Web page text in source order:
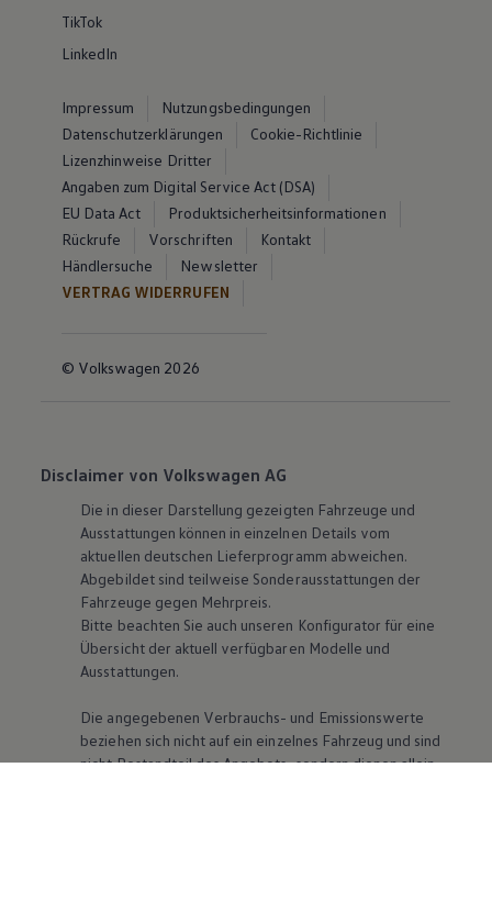
TikTok
LinkedIn
Impressum
Nutzungsbedingungen
Datenschutzerklärungen
Cookie-Richtlinie
Lizenzhinweise Dritter
Angaben zum Digital Service Act (DSA)
EU Data Act
Produktsicherheitsinformationen
Rückrufe
Vorschriften
Kontakt
Händlersuche
Newsletter
VERTRAG WIDERRUFEN
© Volkswagen 2026
Disclaimer von Volkswagen AG
Die in dieser Darstellung gezeigten Fahrzeuge und
Ausstattungen können in einzelnen Details vom
aktuellen deutschen Lieferprogramm abweichen.
Abgebildet sind teilweise Sonderausstattungen der
Fahrzeuge gegen Mehrpreis.
Bitte beachten Sie auch unseren Konfigurator für eine
Übersicht der aktuell verfügbaren Modelle und
Ausstattungen.
Die angegebenen Verbrauchs- und Emissionswerte
beziehen sich nicht auf ein einzelnes Fahrzeug und sind
nicht Bestandteil des Angebots, sondern dienen allein